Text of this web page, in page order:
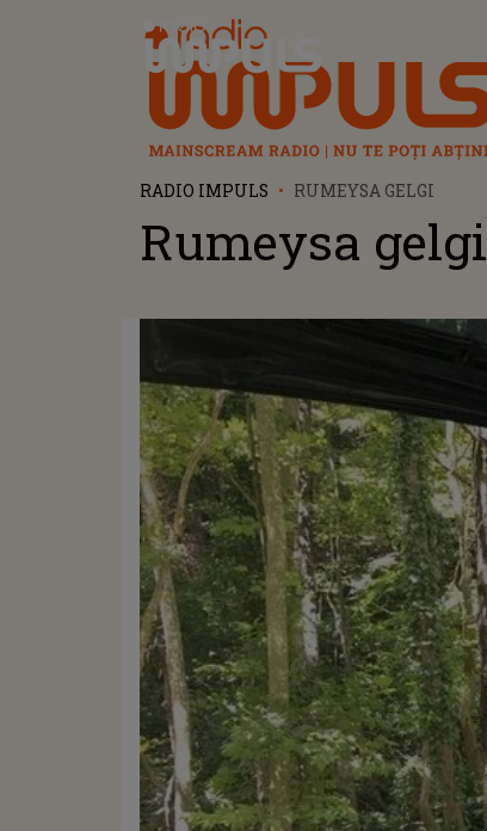
Radio Impuls
RADIO IMPULS RUMEYSA GELGI
Rumeysa gelgi